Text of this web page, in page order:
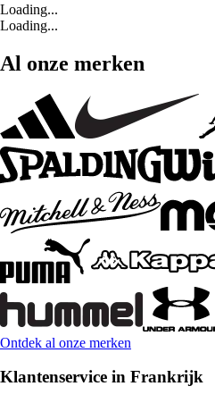
Loading...
Loading...
Al onze merken
Ontdek al onze merken
Klantenservice in Frankrijk